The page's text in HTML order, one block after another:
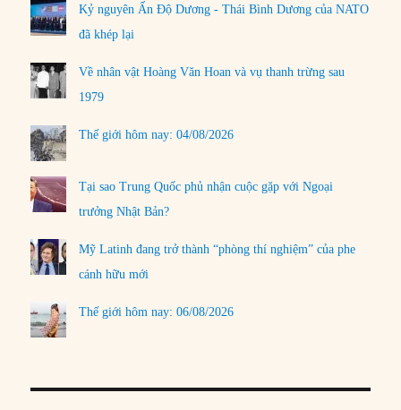
Kỷ nguyên Ấn Độ Dương - Thái Bình Dương của NATO
đã khép lại
Về nhân vật Hoàng Văn Hoan và vụ thanh trừng sau
1979
Thế giới hôm nay: 04/08/2026
Tại sao Trung Quốc phủ nhận cuộc gặp với Ngoại
trưởng Nhật Bản?
Mỹ Latinh đang trở thành “phòng thí nghiệm” của phe
cánh hữu mới
Thế giới hôm nay: 06/08/2026